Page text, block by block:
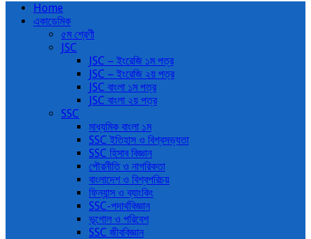
Home
একাডেমিক
৫ম শ্রেণী
JSC
JSC – ইংরেজি ১ম পত্র
JSC – ইংরেজি ২য় পত্র
JSC বাংলা ১ম পত্র
JSC বাংলা ২য় পত্র
SSC
মাধ্যমিক বাংলা ১ম
SSC ইতিহাস ও বিশ্বসভ্যতা
SSC হিসাব বিজ্ঞান
পৌরনীতি ও নাগরিকতা
বাংলাদেশ ও বিশ্বপরিচয়
ফিন্যান্স ও ব্যাংকিং
SSC-পদার্থবিজ্ঞান
ভূগোল ও পরিবেশ
SSC জীববিজ্ঞান